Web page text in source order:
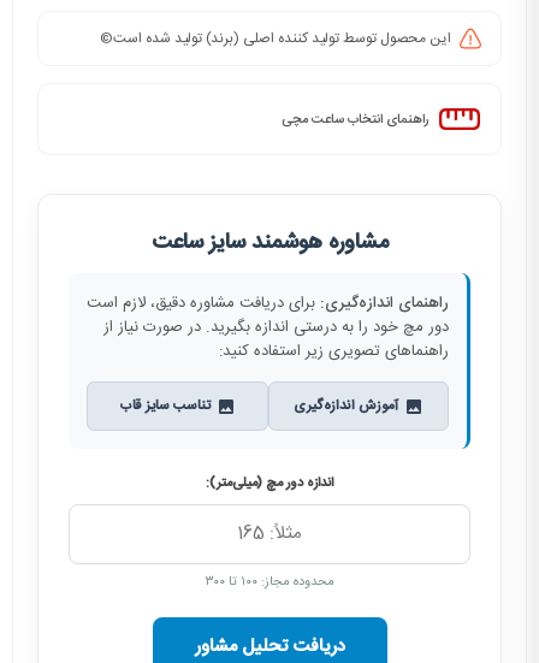
این محصول توسط تولید کننده اصلی (برند) تولید شده است©️
راهنمای انتخاب ساعت مچی
مشاوره هوشمند سایز ساعت
راهنمای اندازه‌گیری: برای دریافت مشاوره دقیق، لازم است
دور مچ خود را به درستی اندازه بگیرید. در صورت نیاز از
راهنماهای تصویری زیر استفاده کنید:
آموزش اندازه‌گیری تناسب سایز قاب
اندازه دور مچ (میلی‌متر):
محدوده مجاز: ۱۰۰ تا ۳۰۰
دریافت تحلیل مشاور